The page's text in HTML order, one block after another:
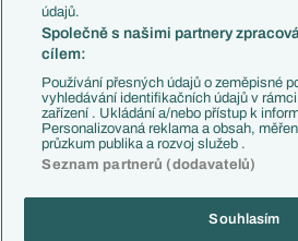
Chelsea FC
Manchester United
AC Milán
Juventus FC
Bayern Mnichov
FC Barcelona
Real Madrid
údajů.
Společně s našimi partnery
cílem:
Používání přesných údajů o zeměpisné
vyhledávání identifikačních údajů v
zařízení . Ukládání a/nebo přístup k
Personalizovaná reklama a obsah,
průzkum publika a rozvoj služeb .
Seznam partnerů (dodavatelů)
Souhlasím